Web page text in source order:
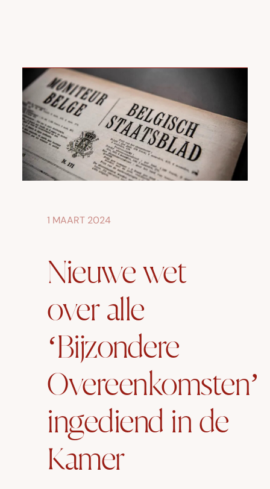
1 MAART 2024
Nieuwe wet
over alle
‘Bijzondere
Overeenkomsten’
ingediend in de
Kamer